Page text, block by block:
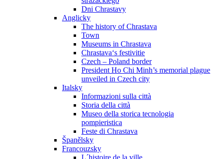
Dni Chrastavy
Anglicky
The history of Chrastava
Town
Museums in Chrastava
Chrastava‘s festivitie
Czech – Poland border
President Ho Chi Minh’s memorial plague
unveiled in Czech city
Italsky
Informazioni sulla città
Storia della città
Museo della storica tecnologia
pompieristica
Feste di Chrastava
Španělsky
Francouzsky
L´histoire de la ville